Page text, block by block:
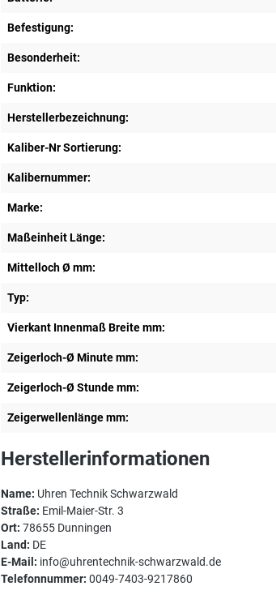
Befestigung:
Besonderheit:
Funktion:
Herstellerbezeichnung:
Kaliber-Nr Sortierung:
Kalibernummer:
Marke:
Maßeinheit Länge:
Mittelloch Ø mm:
Typ:
Vierkant Innenmaß Breite mm:
Zeigerloch-Ø Minute mm:
Zeigerloch-Ø Stunde mm:
Zeigerwellenlänge mm:
Herstellerinformationen
Name: Uhren Technik Schwarzwald
Straße: Emil-Maier-Str. 3
Ort: 78655 Dunningen
Land: DE
E-Mail: info@uhrentechnik-schwarzwald.de
Telefonnummer: 0049-7403-9217860